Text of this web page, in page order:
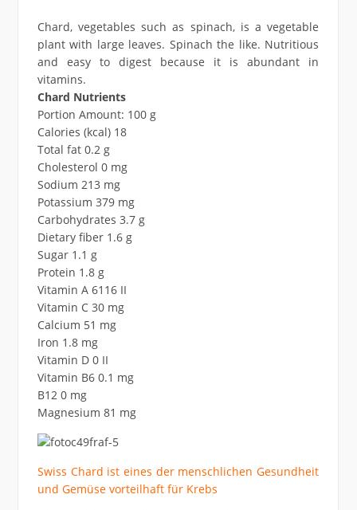
Chard, vegetables such as spinach, is a vegetable
plant with large leaves. Spinach the like. Nutritious
and easy to digest because it is abundant in
vitamins.
Chard Nutrients
Portion Amount: 100 g
Calories (kcal) 18
Total fat 0.2 g
Cholesterol 0 mg
Sodium 213 mg
Potassium 379 mg
Carbohydrates 3.7 g
Dietary fiber 1.6 g
Sugar 1.1 g
Protein 1.8 g
Vitamin A 6116 II
Vitamin C 30 mg
Calcium 51 mg
Iron 1.8 mg
Vitamin D 0 II
Vitamin B6 0.1 mg
B12 0 mg
Magnesium 81 mg
Swiss Chard ist eines der menschlichen Gesundheit
und Gemüse vorteilhaft für Krebs